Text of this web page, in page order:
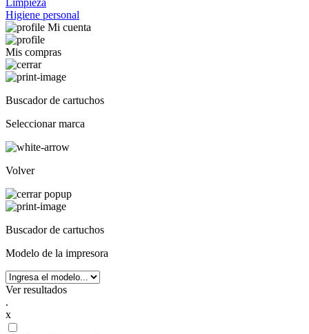
Limpieza
Higiene personal
Mi cuenta
Mis compras
Buscador de cartuchos
Seleccionar marca
Volver
Buscador de cartuchos
Modelo de la impresora
Ver resultados
.
x